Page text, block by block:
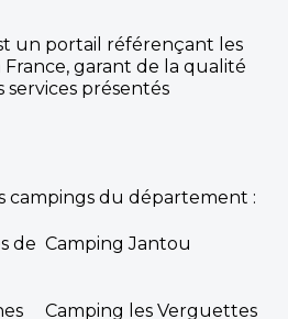
un portail référençant les
garant de la qualité
présentés
campings du département :
de Camping Jantou
Camping les Verguettes